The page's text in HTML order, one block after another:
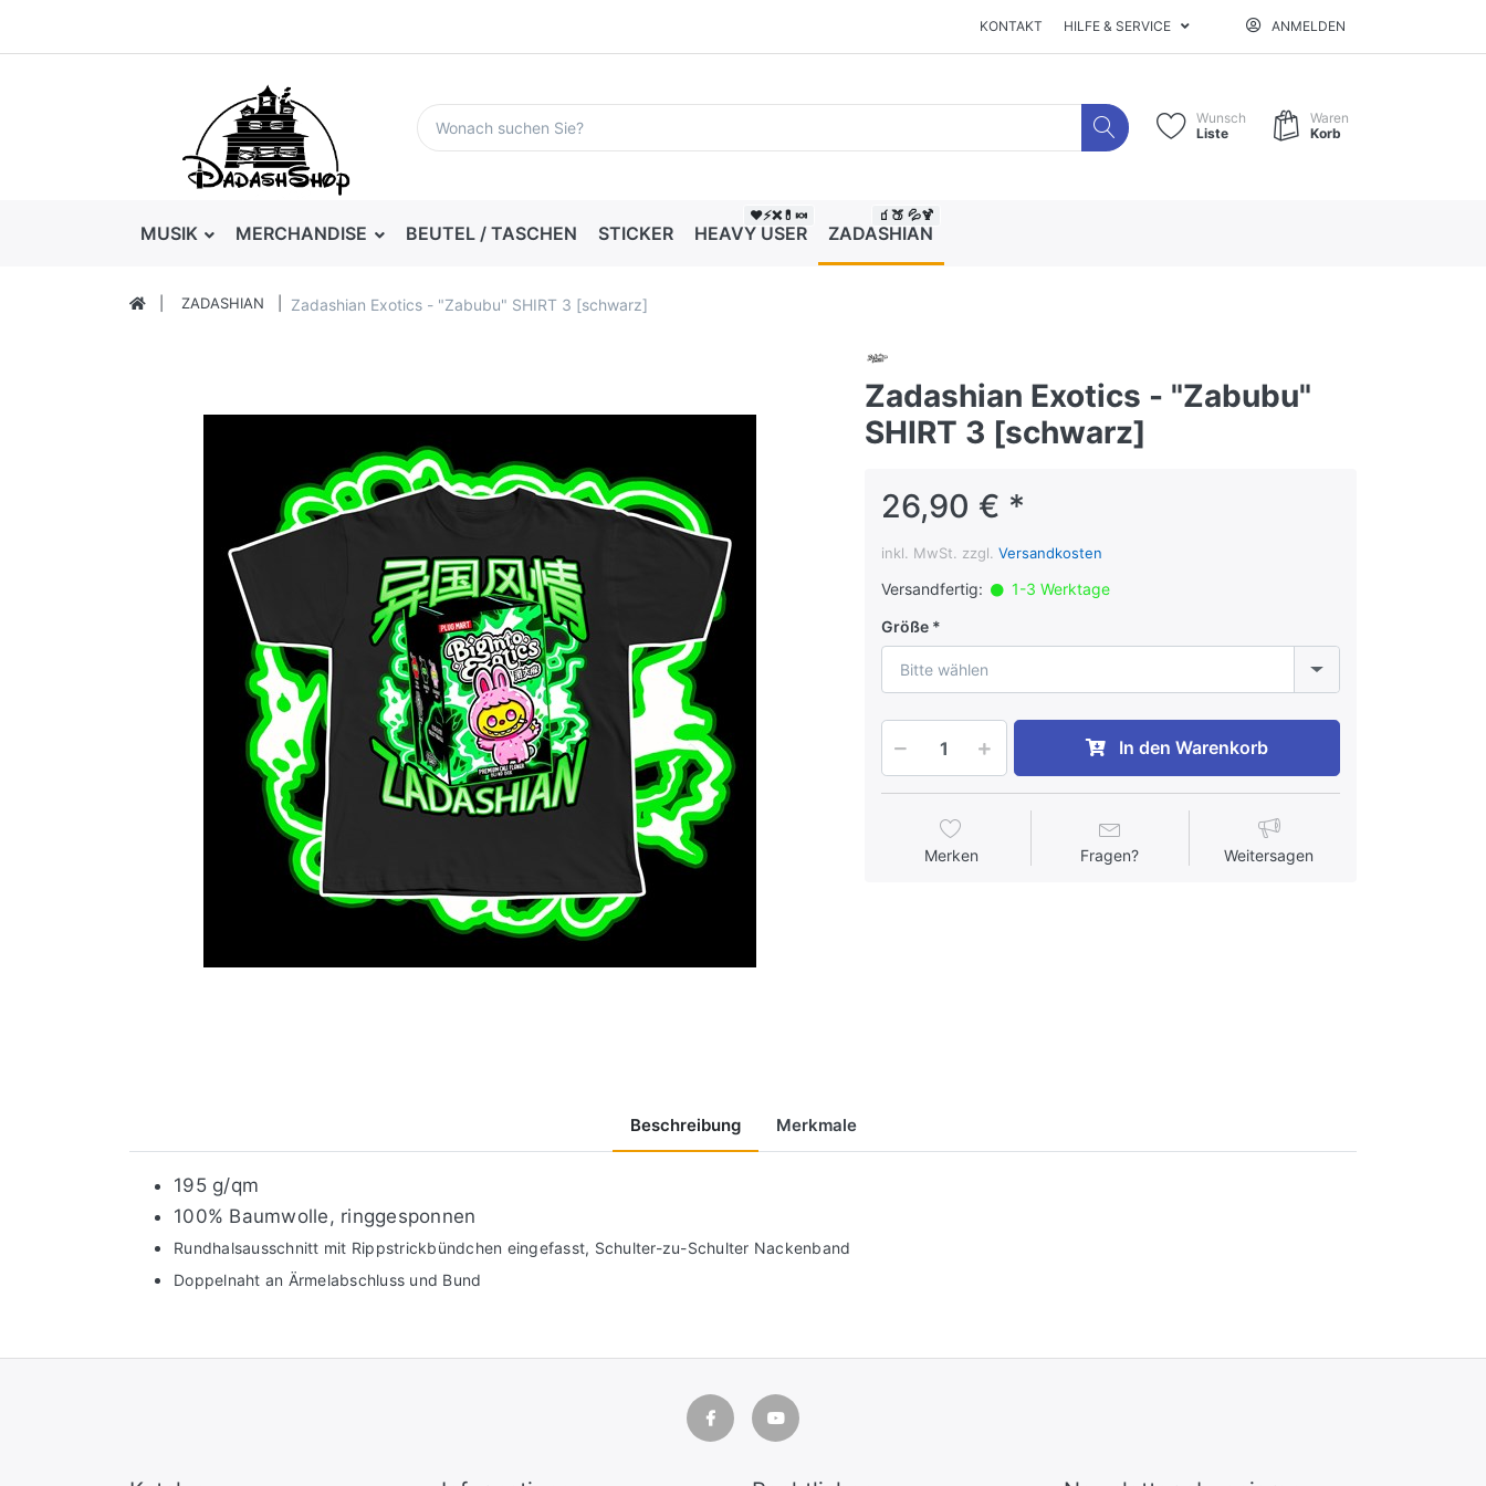
KONTAKT HILFE & SERVICE ANMELDEN
Wunsch
Liste
Waren
Korb
MUSIK MERCHANDISE BEUTEL / TASCHEN STICKER HEAVY USER
❤️⚡❌💊🍬
ZADASHIAN
🧃🍑 💦🍹
ZADASHIAN Zadashian Exotics - "Zabubu" SHIRT 3 [schwarz]
Zadashian Exotics - "Zabubu"
SHIRT 3 [schwarz]
26,90 € *
inkl. MwSt. zzgl. Versandkosten
Versandfertig:
1-3 Werktage
Größe
Bitte wählen
In den Warenkorb
Merken Fragen? Weitersagen
Beschreibung Merkmale
195 g/qm
100% Baumwolle, ringgesponnen
Rundhalsausschnitt mit Rippstrickbündchen eingefasst, Schulter-zu-Schulter Nackenband
Doppelnaht an Ärmelabschluss und Bund